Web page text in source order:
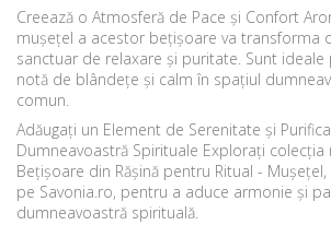
Creează o Atmosferă de Pace și Confort
mușețel a acestor bețișoare va transforma
sanctuar de relaxare și puritate. Sunt ideale
notă de blândețe și calm în spațiul
comun.
Adăugați un Element de Serenitate și
Dumneavoastră Spirituale Explorați colecția
Bețișoare din Rășină pentru Ritual -
pe Savonia.ro, pentru a aduce armonie și
dumneavoastră spirituală.